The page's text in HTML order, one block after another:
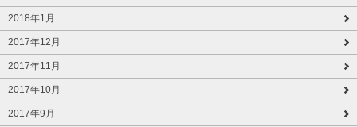
2018年1月
2017年12月
2017年11月
2017年10月
2017年9月